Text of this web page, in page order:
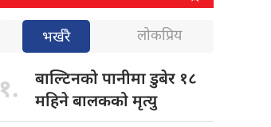
भर्खरै लोकप्रिय
१. बाल्टिनको पानीमाडुबेर १८
महिने बालकको मृत्यु